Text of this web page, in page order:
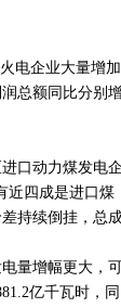
电企业大量增
总额同比分别
口动力煤发电
近四成是进口
持续倒挂，总
量增幅更大，
亿千瓦时，